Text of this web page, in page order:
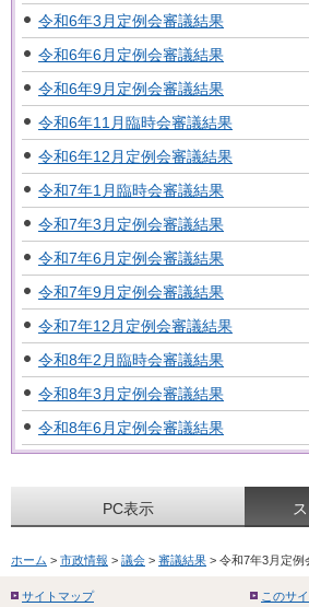
令和6年3月定例会審議結果
令和6年6月定例会審議結果
令和6年9月定例会審議結果
令和6年11月臨時会審議結果
令和6年12月定例会審議結果
令和7年1月臨時会審議結果
令和7年3月定例会審議結果
令和7年6月定例会審議結果
令和7年9月定例会審議結果
令和7年12月定例会審議結果
令和8年2月臨時会審議結果
令和8年3月定例会審議結果
令和8年6月定例会審議結果
PC表示
ホーム > 市政情報 > 議会 > 審議結果 > 令和7年3月定例
サイトマップ このサ